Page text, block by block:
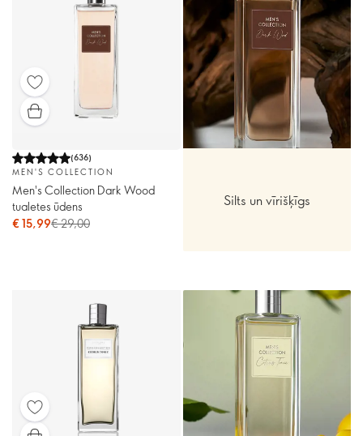
(636)
MEN'S COLLECTION
Men's Collection Dark Wood
tualetes ūdens
€ 15,99€ 29,00
Silts un vīrišķīgs